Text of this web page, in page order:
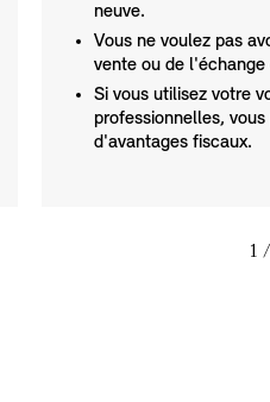
neuve.
Vous ne voulez pas
vente ou de l'échange
Si vous utilisez votre
professionnelles,
d'avantages fiscaux.
1